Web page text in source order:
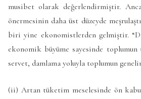
musibet olarak değerlendirmiştir.
önermesinin daha üst düzeyde
biri yine ekonomistlerden gelmiştir.
ekonomik büyüme sayesinde toplumun
servet, damlama yoluyla toplumun
(ii) Artan tüketim meselesinde ön